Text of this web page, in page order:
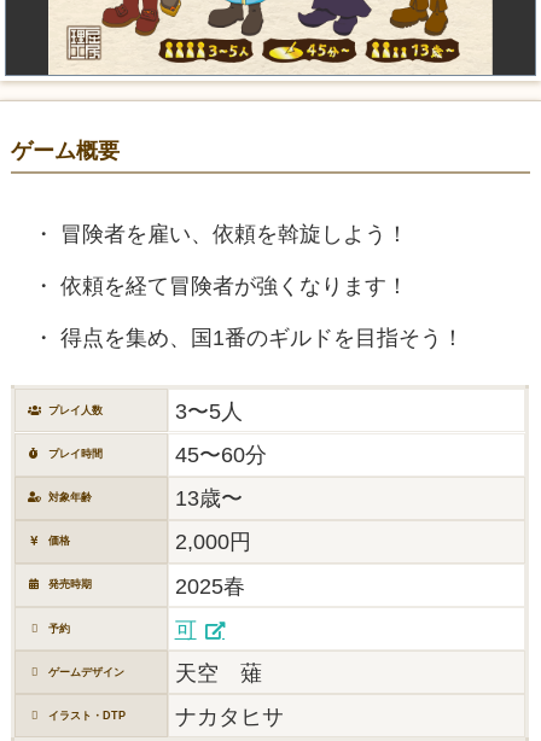
ゲーム概要
冒険者を雇い、依頼を斡旋しよう！
依頼を経て冒険者が強くなります！
得点を集め、国1番のギルドを目指そう！
プレイ人数 3〜5人
プレイ時間 45〜60分
対象年齢 13歳〜
価格 2,000円
発売時期 2025春
予約 可
ゲームデザイン 天空 薙
イラスト・DTP ナカタヒサ